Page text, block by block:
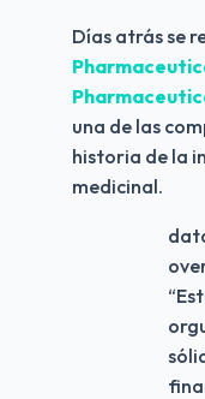
Días atrás se
una de las
historia de la
medicinal.
“